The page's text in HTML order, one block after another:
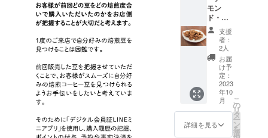
封前に
は必ず
リター
ンに貼
付され
たラベ
ルや注
意書き
をご確
認くだ
さい。
※実際に
お届け
するリ
できま
せん。
※生豆の
200gに
なりま
す。焙
煎後は
豆の水
分等が
減るこ
とによ
り
20％減
200gに
なりま
す。焙
煎後は
豆の水
分等が
減るこ
とによ
15％〜
20％減
りま
了承く
月以降
の受取
日をご
指定く
ださ
い。
（営業
時間：
平日
11：
00〜
30） 当
日焙煎
（豆・
粉）」
をお選
びくだ
さい。
︎◇発送
希望日
はプロ
ジェク
ト終了
後、
メール
にて確
ん・オ
リジナ
ルブレ
ンド」
です♪
カップ
の大き
さやお
好みに
よりま
すが、
約20杯
分にな
モン
ド・店
頭受
取〜
【アー
モンド
素焼き
200g】
◇
香ばし
くてカ
リッと
した歯
応え
支援
者：
2人
お届
け予
定：
2023
年10
月
詳細を見る
こ
の
リ
タ
ー
ン
を
選